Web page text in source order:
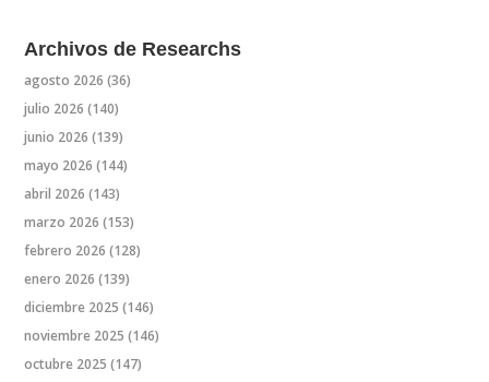
Archivos de Researchs
agosto 2026 (36)
julio 2026 (140)
junio 2026 (139)
mayo 2026 (144)
abril 2026 (143)
marzo 2026 (153)
febrero 2026 (128)
enero 2026 (139)
diciembre 2025 (146)
noviembre 2025 (146)
octubre 2025 (147)